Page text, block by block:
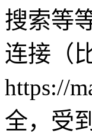
搜索等
连接（
https://
全，受